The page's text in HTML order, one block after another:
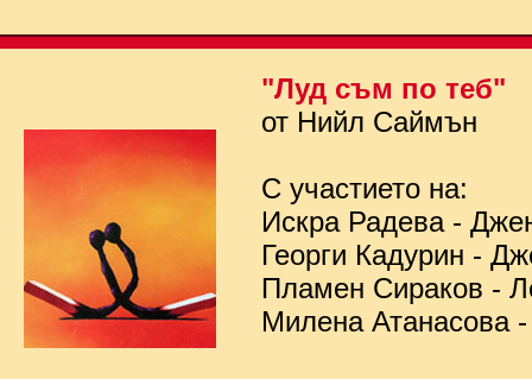
"Луд съм по теб"
от Нийл Саймън
С участието на:
Искра Радева -
Георги Кадурин -
Пламен Сираков -
Милена Атанасова